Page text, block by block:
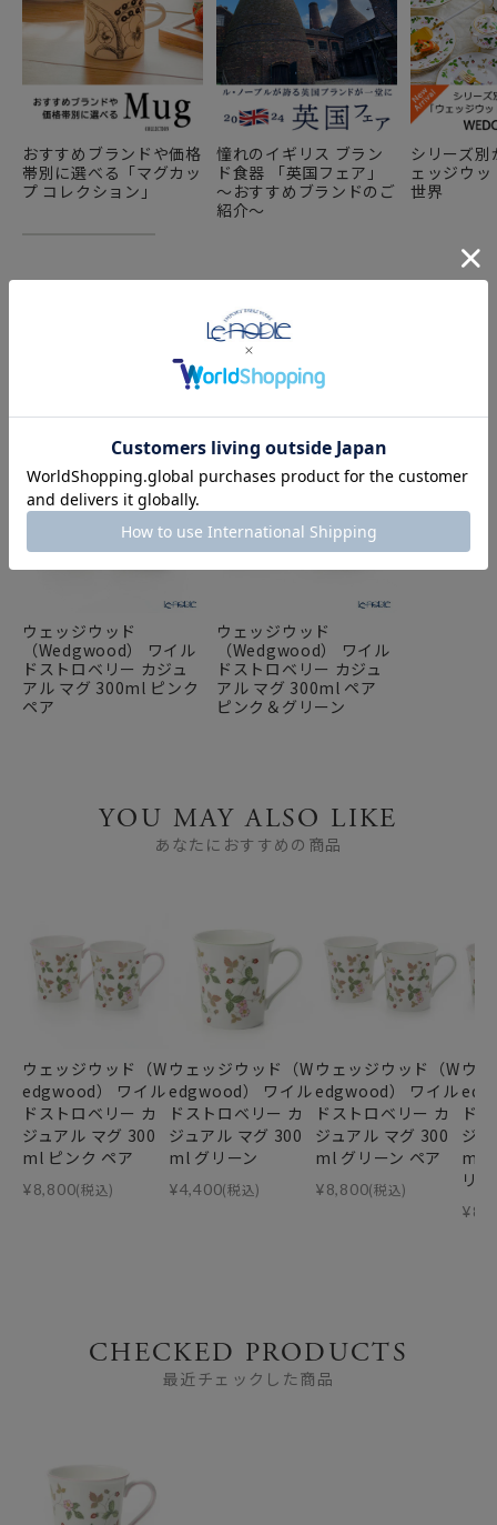
おすすめブランドや価格
帯別に選べる「マグカッ
プ コレクション」
憧れのイギリス ブラン
ド食器 「英国フェア」
～おすすめブランドのご
紹介～
シリーズ
ェッジウ
世界
COMPONENT PRODUCTS
このセットの構成商品
ウェッジウッド
（Wedgwood） ワイル
ドストロベリー カジュ
アル マグ 300ml ピンク
ペア
ウェッジウッド
（Wedgwood） ワイル
ドストロベリー カジュ
アル マグ 300ml ペア
ピンク＆グリーン
YOU MAY ALSO LIKE
あなたにおすすめの商品
ウェッジウッド（W
edgwood） ワイル
ドストロベリー カ
ジュアル マグ 300
ml ピンク ペア
¥8,800(税込)
ウェッジウッド（W
edgwood） ワイル
ドストロベリー カ
ジュアル マグ 300
ml グリーン
¥4,400(税込)
ウェッジウッド（W
edgwood） ワイル
ドストロベリー カ
ジュアル マグ 300
ml グリーン ペア
¥8,800(税込)
ウ
ド
ジ
ml
リ
¥
CHECKED PRODUCTS
最近チェックした商品